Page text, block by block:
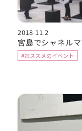
2018.11.2
宮島でシャネル
#おススメのイベント